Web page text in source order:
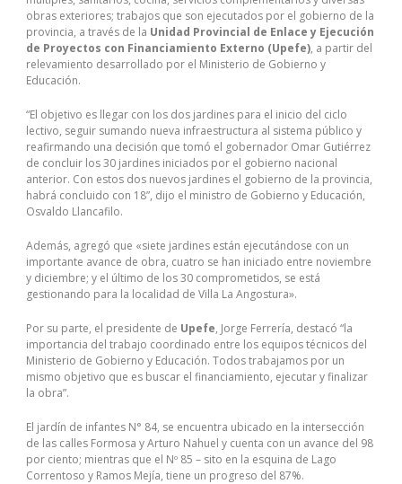
obras exteriores; trabajos que son ejecutados por el gobierno de la
provincia, a través de la Unidad Provincial de Enlace y Ejecución
de Proyectos con Financiamiento Externo (Upefe), a partir del
relevamiento desarrollado por el Ministerio de Gobierno y
Educación.
“El objetivo es llegar con los dos jardines para el inicio del ciclo
lectivo, seguir sumando nueva infraestructura al sistema público y
reafirmando una decisión que tomó el gobernador Omar Gutiérrez
de concluir los 30 jardines iniciados por el gobierno nacional
anterior. Con estos dos nuevos jardines el gobierno de la provincia,
habrá concluido con 18”, dijo el ministro de Gobierno y Educación,
Osvaldo Llancafilo.
Además, agregó que «siete jardines están ejecutándose con un
importante avance de obra, cuatro se han iniciado entre noviembre
y diciembre; y el último de los 30 comprometidos, se está
gestionando para la localidad de Villa La Angostura».
Por su parte, el presidente de Upefe, Jorge Ferrería, destacó “la
importancia del trabajo coordinado entre los equipos técnicos del
Ministerio de Gobierno y Educación. Todos trabajamos por un
mismo objetivo que es buscar el financiamiento, ejecutar y finalizar
la obra”.
El jardín de infantes N° 84, se encuentra ubicado en la intersección
de las calles Formosa y Arturo Nahuel y cuenta con un avance del 98
por ciento; mientras que el Nº 85 – sito en la esquina de Lago
Correntoso y Ramos Mejía, tiene un progreso del 87%.